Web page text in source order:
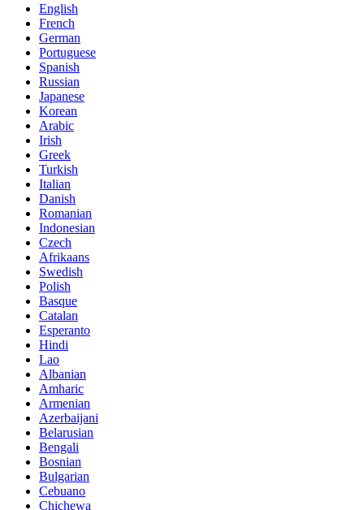
English
French
German
Portuguese
Spanish
Russian
Japanese
Korean
Arabic
Irish
Greek
Turkish
Italian
Danish
Romanian
Indonesian
Czech
Afrikaans
Swedish
Polish
Basque
Catalan
Esperanto
Hindi
Lao
Albanian
Amharic
Armenian
Azerbaijani
Belarusian
Bengali
Bosnian
Bulgarian
Cebuano
Chichewa